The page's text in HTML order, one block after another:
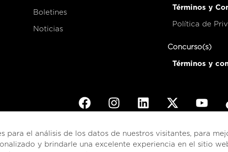
Boletines
Noticias
Términos y
Política de
Concurso(s)
Términos y
© 2026esencialCosta Rica
para el análisis de los datos de nuestros visitantes, para
y brindarle una excelente experiencia en el sitio